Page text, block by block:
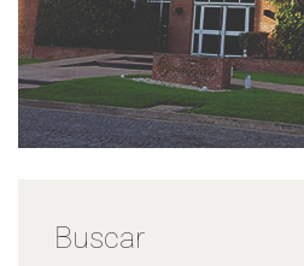
Buscar